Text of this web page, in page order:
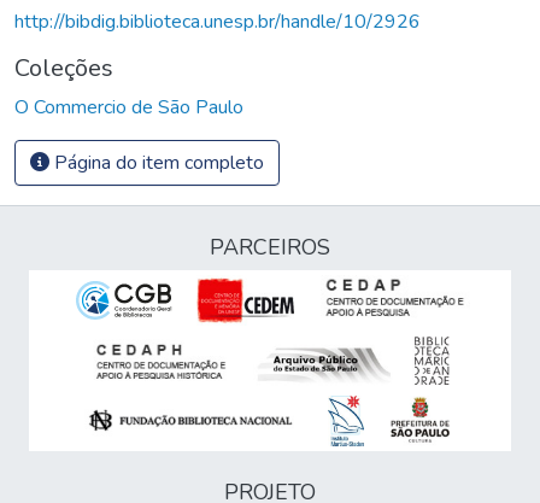
http://bibdig.biblioteca.unesp.br/handle/10/2926
Coleções
O Commercio de São Paulo
Página do item completo
PARCEIROS
PROJETO